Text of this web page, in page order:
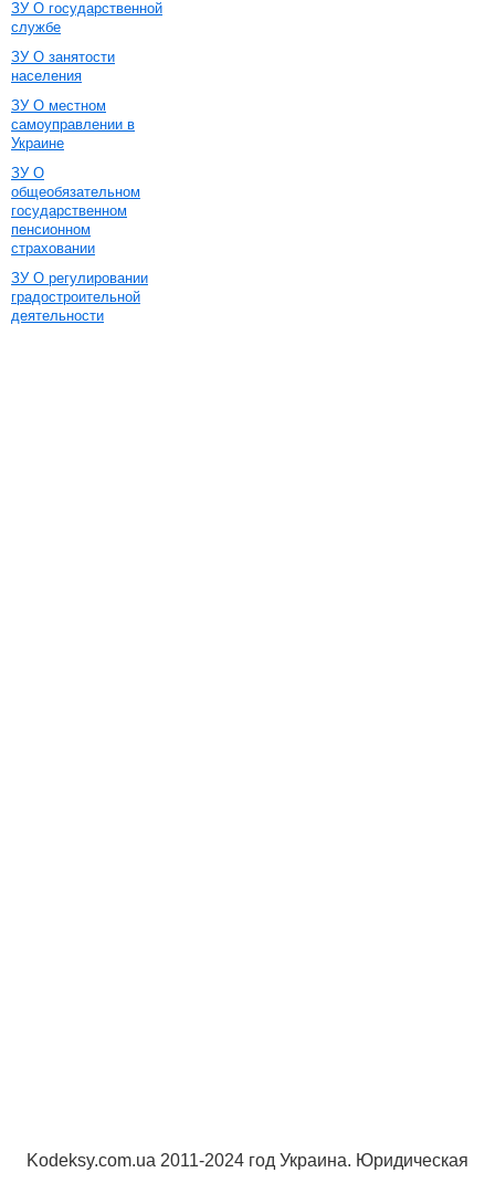
ЗУ О государственной
службе
ЗУ О занятости
населения
ЗУ О местном
самоуправлении в
Украине
ЗУ О
общеобязательном
государственном
пенсионном
страховании
ЗУ О регулировании
градостроительной
деятельности
Kodeksy.com.ua 2011-2024 год Украина. Юридическая